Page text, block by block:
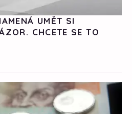
UMĚT SI
CHCETE SE TO